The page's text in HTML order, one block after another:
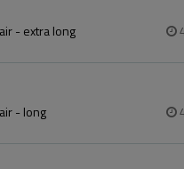
- extra long
- long